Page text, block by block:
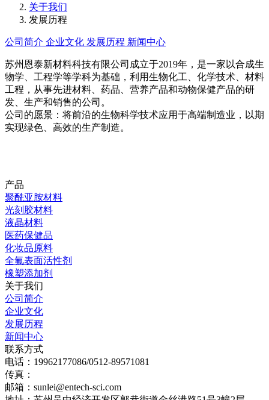
关于我们
发展历程
公司简介 企业文化 发展历程 新闻中心
苏州恩泰新材料科技有限公司成立于2019年，是一家以合成生
物学、工程学等学科为基础，利用生物化工、化学技术、材料
工程，从事先进材料、药品、营养产品和动物保健产品的研
发、生产和销售的公司。
公司的愿景：将前沿的生物科学技术应用于高端制造业，以期
实现绿色、高效的生产制造。
产品
聚酰亚胺材料
光刻胶材料
液晶材料
医药保健品
化妆品原料
全氟表面活性剂
橡塑添加剂
关于我们
公司简介
企业文化
发展历程
新闻中心
联系方式
电话：19962177086/0512-89571081
传真：
邮箱：sunlei@entech-sci.com